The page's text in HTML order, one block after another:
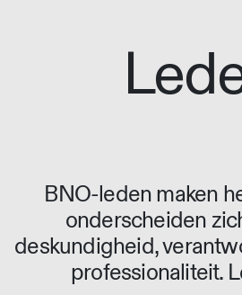
BNO-leden maken
onderscheiden
deskundigheid,
professionaliteit.